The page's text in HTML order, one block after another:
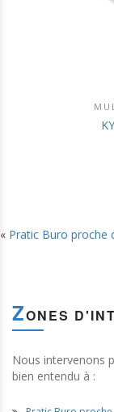
« Pratic Buro proche
ZONES
Nous intervenons
bien entendu à :